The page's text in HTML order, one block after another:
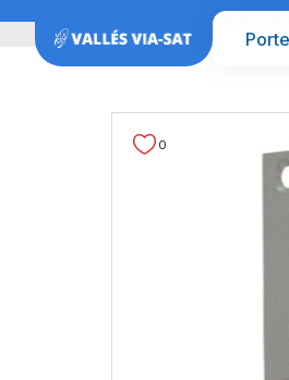
Porteros y
0